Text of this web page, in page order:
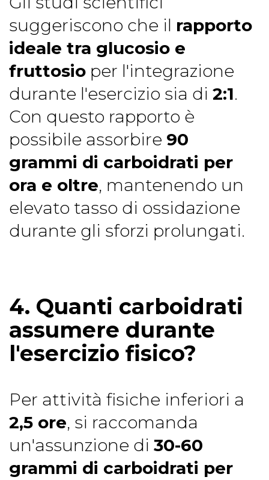
suggeriscono che il rapporto
ideale tra glucosio e
fruttosio per l'integrazione
durante l'esercizio sia di 2:1.
Con questo rapporto è
possibile assorbire 90
grammi di carboidrati per
ora e oltre, mantenendo un
elevato tasso di ossidazione
durante gli sforzi prolungati.
4. Quanti carboidrati
assumere durante
l'esercizio fisico?
Per attività fisiche inferiori a
2,5 ore, si raccomanda
un'assunzione di 30-60
grammi di carboidrati per